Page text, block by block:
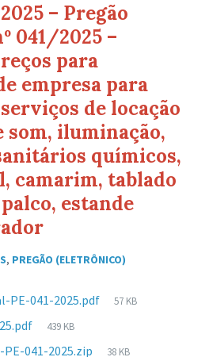
– Pregão
041/2025 –
para
empresa para
de locação
som, iluminação,
químicos,
camarim, tablado
estande
, PREGÃO (ELETRÔNICO)
PE-041-2025.pdf
Tamanho
57 KB
Tamanho
439 KB
041-2025.zip
Tamanho
38 KB